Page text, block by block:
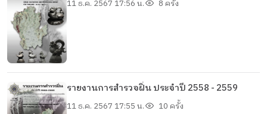
11 ธ.ค. 2567 17:56 น. 8 ครั้ง
รายงานการสำรวจฝิ่น ประจำปี 2558 - 2559
11 ธ.ค. 2567 17:55 น. 10 ครั้ง